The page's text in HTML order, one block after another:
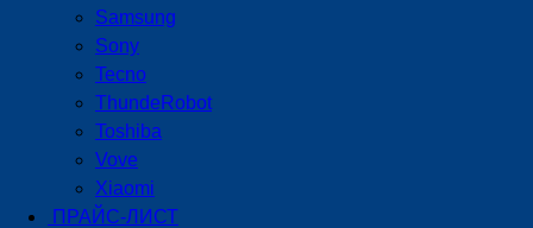
Samsung
Sony
Tecno
ThundeRobot
Toshiba
Vove
Xiaomi
ПРАЙС-ЛИСТ